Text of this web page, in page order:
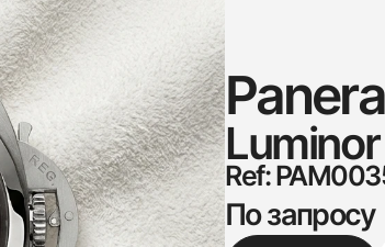
Ref:
По запросу